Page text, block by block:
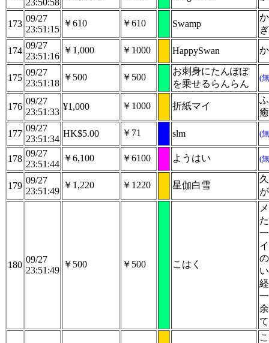
23:50:58
173
09/27
23:51:15
￥610 ￥610 Swamp
174
09/27
23:51:16
￥1,000 ￥1000 HappySwan
175
09/27
23:51:18
￥500 ￥500
お刺身にたんぽぽ
を乗せるらんらん
(
176
09/27
23:51:33
¥1,000 ￥1000 折紙マイ
177
09/27
23:51:34
HK$5.00 ￥71 slm (
178
09/27
23:51:44
￥6,100 ￥6100 ようはい (
179
09/27
23:51:49
￥1,220 ￥1220 星伽白雪
180
09/27
23:51:49
￥500 ￥500 こはく